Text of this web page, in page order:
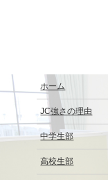
ホーム
JC強さの理由
中学生部
高校生部